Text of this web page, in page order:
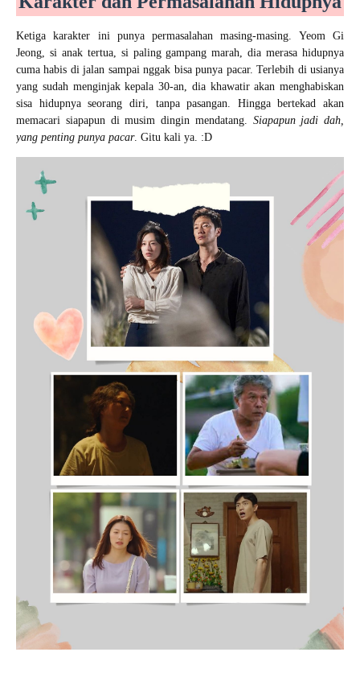
Ketiga karakter ini punya permasalahan masing-masing. Yeom Gi
Jeong, si anak tertua, si paling gampang marah, dia merasa hidupnya
cuma habis di jalan sampai nggak bisa punya pacar. Terlebih di usianya
yang sudah menginjak kepala 30-an, dia khawatir akan menghabiskan
sisa hidupnya seorang diri, tanpa pasangan. Hingga bertekad akan
memacari siapapun di musim dingin mendatang. Siapapun jadi dah,
yang penting punya pacar. Gitu kali ya. :D